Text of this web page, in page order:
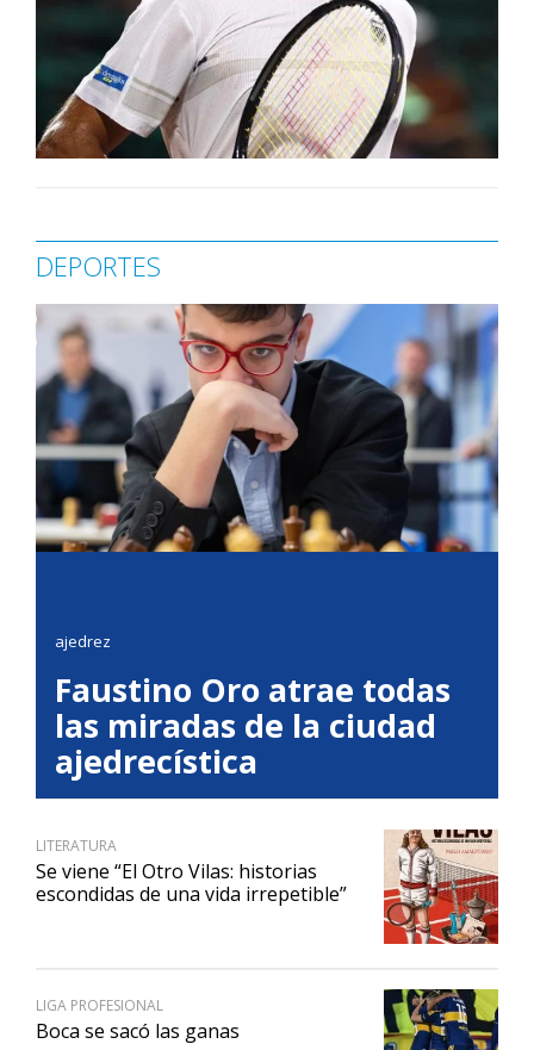
DEPORTES
ajedrez
Faustino Oro atrae todas
las miradas de la ciudad
ajedrecística
LITERATURA
Se viene “El Otro Vilas: historias
escondidas de una vida irrepetible”
LIGA PROFESIONAL
Boca se sacó las ganas